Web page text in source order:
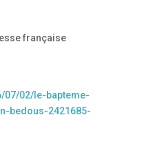
française
07/02/le-bapteme-
bedous-2421685-